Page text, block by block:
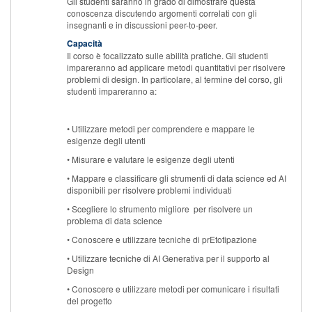
conoscenza discutendo argomenti correlati con gli
insegnanti e in discussioni peer-to-peer.
Capacità
Il corso è focalizzato sulle abilità pratiche. Gli studenti
impareranno ad applicare metodi quantitativi per risolvere
problemi di design. In particolare, al termine del corso, gli
studenti impareranno a:
• Utilizzare metodi per comprendere e mappare le
esigenze degli utenti
• Misurare e valutare le esigenze degli utenti
• Mappare e classificare gli strumenti di data science ed AI
disponibili per risolvere problemi individuati
• Scegliere lo strumento migliore per risolvere un
problema di data science
• Conoscere e utilizzare tecniche di prEtotipazione
• Utilizzare tecniche di AI Generativa per il supporto al
Design
• Conoscere e utilizzare metodi per comunicare i risultati
del progetto